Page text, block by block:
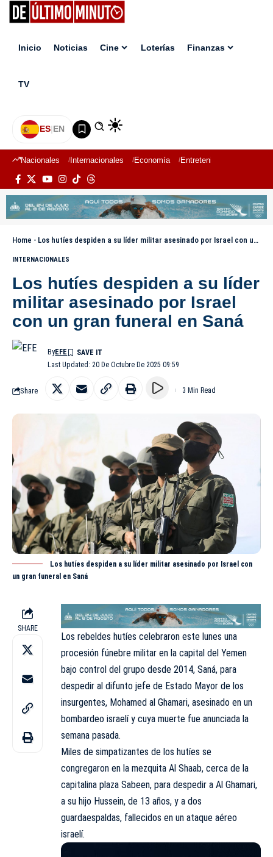
Inicio Noticias Cine Loterías Finanzas
TV
ES|EN
Nacionales Internacionales Economía Entretenimiento
Home - Los hutíes despiden a su líder militar asesinado por Israel con un gran funeral en Saná
INTERNACIONALES
Los hutíes despiden a su líder
militar asesinado por Israel
con un gran funeral en Saná
Last Updated: 20 De Octubre De 2025 09:59
ByEFE
Share 3 Min Read
Los hutíes despiden a su líder militar asesinado por Israel con
un gran funeral en Saná
SHARE
Los rebeldes hutíes celebraron este lunes una
procesión fúnebre militar en la capital del Yemen
bajo control del grupo desde 2014, Saná, para
despedir al difunto jefe de Estado Mayor de los
insurgentes, Mohamed al Ghamari, asesinado en un
bombardeo israelí y cuya muerte fue anunciada la
semana pasada.
Miles de simpatizantes de los hutíes se
congregaron en la mezquita Al Shaab, cerca de la
capitalina plaza Sabeen, para despedir a Al Ghamari,
a su hijo Hussein, de 13 años, y a dos
guardaespaldas, fallecidos en un ataque aéreo
israelí.